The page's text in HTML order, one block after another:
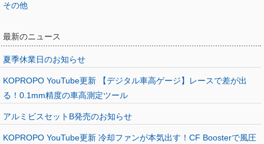
その他
最新のニュース
夏季休業日のお知らせ
KOPROPO YouTube更新 【デジタル車高ゲージ】レースで差が出
る！0.1mm精度の車高測定ツール
アルミビスセットB発売のお知らせ
KOPROPO YouTube更新 冷却ファンが本気出す！CF Boosterで風圧